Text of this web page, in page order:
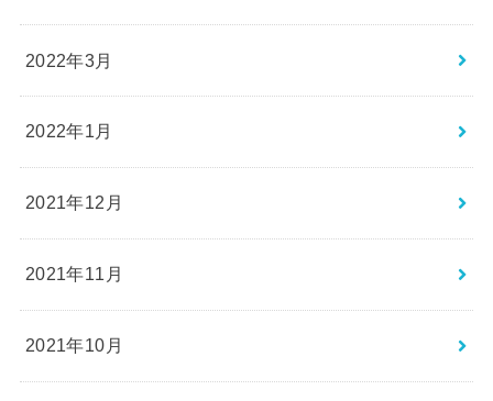
2022年3月
2022年1月
2021年12月
2021年11月
2021年10月